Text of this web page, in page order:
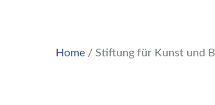
Home / Stiftung für Kunst und